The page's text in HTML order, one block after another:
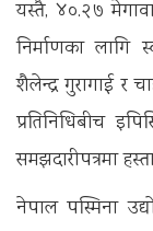
यस्तै, ४०.२७
निर्माणका लागि
शैलेन्द्र गुरागाई र
प्रतिनिधिबीच
समझदारीपत्रमा
नेपाल पस्मिना